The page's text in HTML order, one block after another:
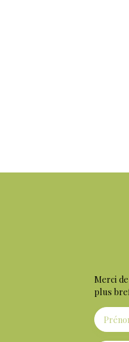
Merci
plus